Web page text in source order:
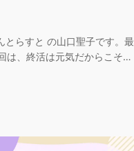
とらすと の山口聖子です。最
は、終活は元気だからこそ…